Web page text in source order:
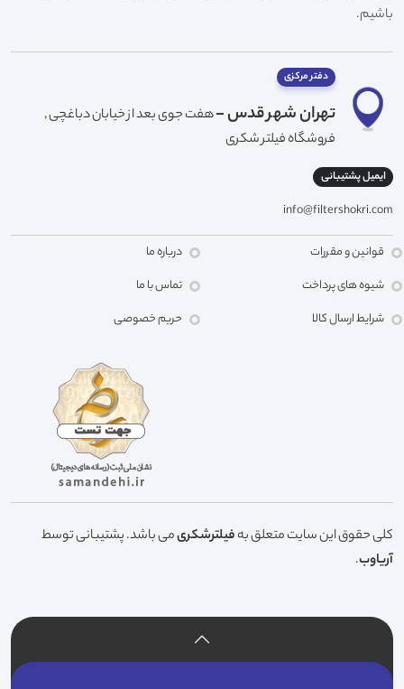
باشیم.
دفتر مرکزی
تهران شهر قدس -هفت جوی بعد از خیابان دباغچی ,
فروشگاه فیلتر شکری
ایمیل پشتیبانی
info@filtershokri.com
قوانین و مقررات
شیوه های پرداخت
شرایط ارسال کالا
درباره ما
تماس با ما
حریم خصوصی
کلی حقوق این سایت متعلق بهفیلترشکریمی باشد. پشتیبانی توسط
آریاوب.